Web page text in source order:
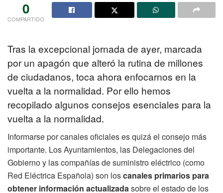
0
COMPARTIDO
Tras la excepcional jornada de ayer, marcada
por un apagón que alteró la rutina de millones
de ciudadanos, toca ahora enfocarnos en la
vuelta a la normalidad. Por ello hemos
recopilado algunos consejos esenciales para la
vuelta a la normalidad.
Informarse por canales oficiales es quizá el consejo más
importante. Los Ayuntamientos, las Delegaciones del
Gobierno y las compañías de suministro eléctrico (como
Red Eléctrica Española) son loscanales primarios para
obtener información actualizadasobre el estado de los